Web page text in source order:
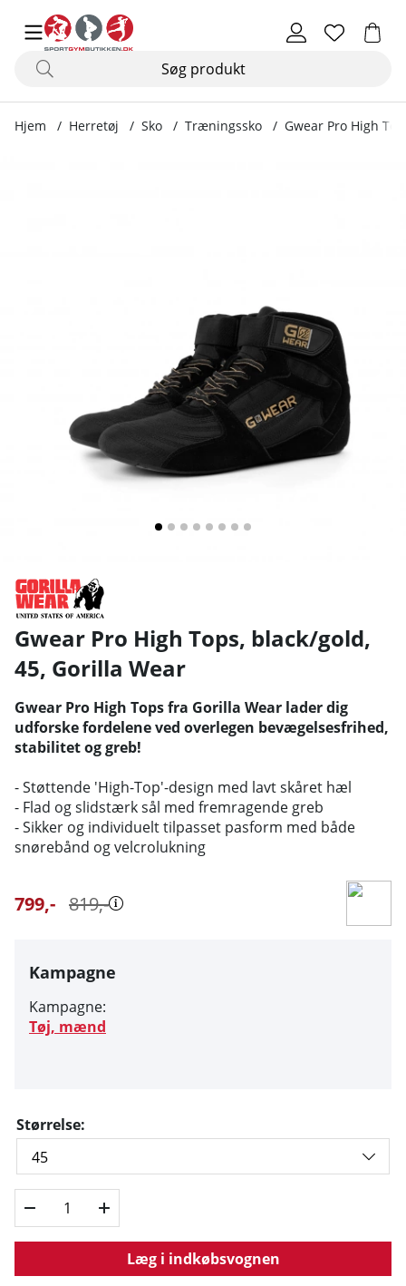
Hjem Herretøj Sko Træningssko Gwear Pro High
Gwear Pro High Tops, black/gold,
45, Gorilla Wear
Gwear Pro High Tops fra Gorilla Wear lader dig
udforske fordelene ved overlegen bevægelsesfrihed,
stabilitet og greb!
- Støttende 'High-Top'-design med lavt skåret hæl
- Flad og slidstærk sål med fremragende greb
- Sikker og individuelt tilpasset pasform med både
snørebånd og velcrolukning
819,-
799,-
Kampagne
Kampagne:
Tøj, mænd
Størrelse:
Læg i indkøbsvognen